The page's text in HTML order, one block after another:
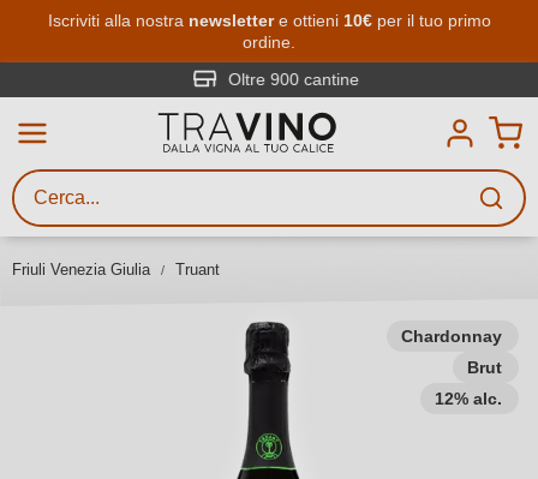
Passa al contenuto principale
Iscriviti alla nostra newslettere ottieni 10€per il tuo primo
ordine.
Oltre 900 cantine
Friuli Venezia Giulia Truant
Chardonnay
Brut
12% alc.
Ricerca vini
Inserisci almeno 3 caratteri
gusto, occasione, nome del vino,
vitigno, regione, cantina o altri